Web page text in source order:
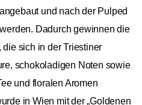
und nach der Pulped
Dadurch gewinnen die
sich in der Triestiner
schokoladigen Noten sowie
und floralen Aromen
in Wien mit der „Goldenen